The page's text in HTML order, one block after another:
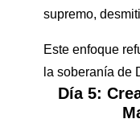
supremo,
Este enfoque
la soberanía de
Día 5: